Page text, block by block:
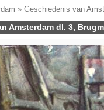
» Geschiedenis van
Amsterdam dl. 3,